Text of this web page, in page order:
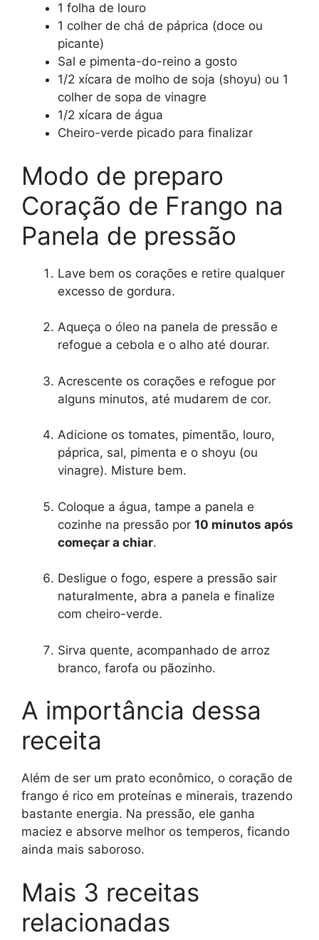
1 folha de louro
1 colher de chá de páprica (doce ou
picante)
Sal e pimenta-do-reino a gosto
1/2 xícara de molho de soja (shoyu) ou 1
colher de sopa de vinagre
1/2 xícara de água
Cheiro-verde picado para finalizar
Modo de preparo
Coração de Frango na
Panela de pressão
Lave bem os corações e retire qualquer
excesso de gordura.
Aqueça o óleo na panela de pressão e
refogue a cebola e o alho até dourar.
Acrescente os corações e refogue por
alguns minutos, até mudarem de cor.
Adicione os tomates, pimentão, louro,
páprica, sal, pimenta e o shoyu (ou
vinagre). Misture bem.
Coloque a água, tampe a panela e
cozinhe na pressão por 10 minutos após
começar a chiar.
Desligue o fogo, espere a pressão sair
naturalmente, abra a panela e finalize
com cheiro-verde.
Sirva quente, acompanhado de arroz
branco, farofa ou pãozinho.
A importância dessa
receita
Além de ser um prato econômico, o coração de
frango é rico em proteínas e minerais, trazendo
bastante energia. Na pressão, ele ganha
maciez e absorve melhor os temperos, ficando
ainda mais saboroso.
Mais 3 receitas
relacionadas